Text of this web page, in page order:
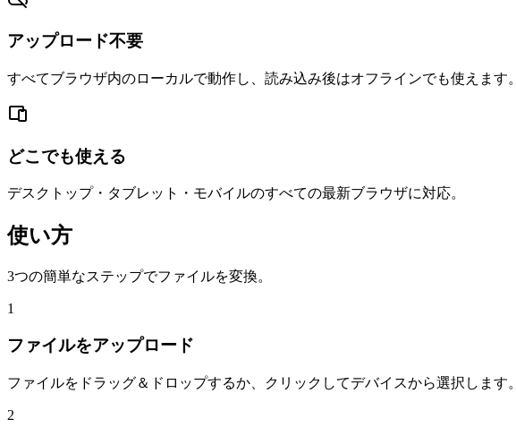
アップロード不要
すべてブラウザ内のローカルで動作し、読み込み後はオフラインでも使えます。
どこでも使える
デスクトップ・タブレット・モバイルのすべての最新ブラウザに対応。
使い方
3つの簡単なステップでファイルを変換。
1
ファイルをアップロード
ファイルをドラッグ＆ドロップするか、クリックしてデバイスから選択します。
2